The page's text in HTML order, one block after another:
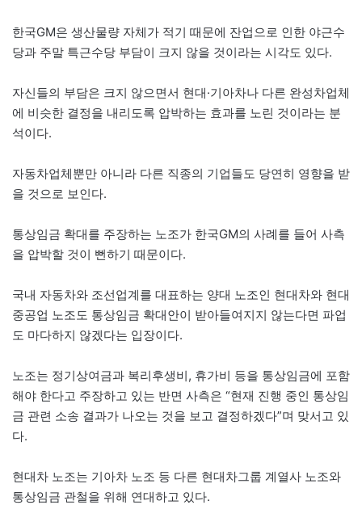
한국GM은 생산물량 자체가 적기 때문에 잔업으로 인한 야근수
당과 주말 특근수당 부담이 크지 않을 것이라는 시각도 있다.
자신들의 부담은 크지 않으면서 현대·기아차나 다른 완성차업체
에 비슷한 결정을 내리도록 압박하는 효과를 노린 것이라는 분
석이다.
자동차업체뿐만 아니라 다른 직종의 기업들도 당연히 영향을 받
을 것으로 보인다.
통상임금 확대를 주장하는 노조가 한국GM의 사례를 들어 사측
을 압박할 것이 뻔하기 때문이다.
국내 자동차와 조선업계를 대표하는 양대 노조인 현대차와 현대
중공업 노조도 통상임금 확대안이 받아들여지지 않는다면 파업
도 마다하지 않겠다는 입장이다.
노조는 정기상여금과 복리후생비, 휴가비 등을 통상임금에 포함
해야 한다고 주장하고 있는 반면 사측은 “현재 진행 중인 통상임
금 관련 소송 결과가 나오는 것을 보고 결정하겠다”며 맞서고 있
다.
현대차 노조는 기아차 노조 등 다른 현대차그룹 계열사 노조와
통상임금 관철을 위해 연대하고 있다.